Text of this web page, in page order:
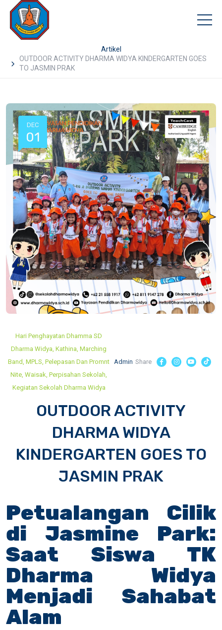
Artikel
OUTDOOR ACTIVITY DHARMA WIDYA KINDERGARTEN GOES
TO JASMIN PRAK
DEC
01
Hari Penghayatan Dhamma SD
Dharma Widya Kathina Marching
Band MPLS Pelepasan Dan Promnt
Nite Waisak Perpisahan Sekolah
Kegiatan Sekolah Dharma Widya
Admin Share
OUTDOOR ACTIVITY
DHARMA WIDYA
KINDERGARTEN GOES TO
JASMIN PRAK
Petualangan Cilik
di Jasmine Park:
Saat Siswa TK
Dharma Widya
Menjadi Sahabat
Alam